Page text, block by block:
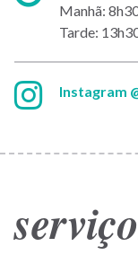
de
Manhã:
Tarde:
Instagram:
Instagram